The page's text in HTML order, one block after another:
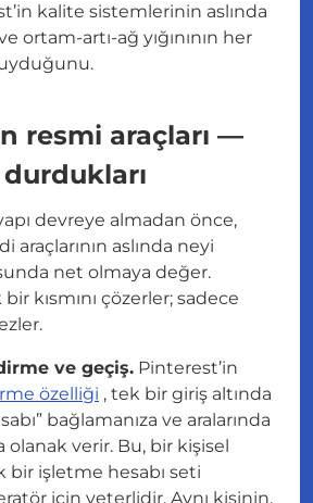
kalite sistemlerinin aslında
ortam-artı-ağ yığınının her
resmi araçları —
devreye almadan önce,
araçlarının aslında neyi
net olmaya değer.
kısmını çözerler; sadece
ve geçiş. Pinterest’in
özelliği , tek bir giriş altında
” bağlamanıza ve aralarında
olanak verir. Bu, bir kişisel
bir işletme hesabı seti
için yeterlidir. Aynı kişinin,